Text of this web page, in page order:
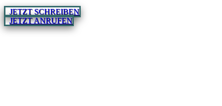
JETZT SCHREIBEN
JETZT ANRUFEN